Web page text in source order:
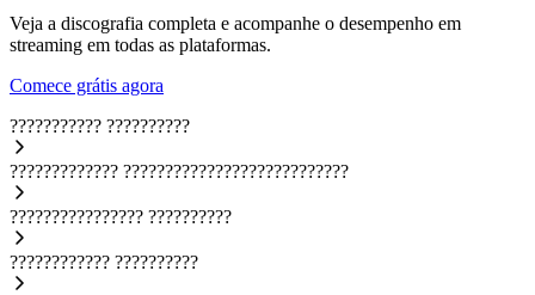
Veja a discografia completa e acompanhe o desempenho em
streaming em todas as plataformas.
Comece grátis agora
??????????? ??????????
????????????? ???????????????????????????
???????????????? ??????????
???????????? ??????????